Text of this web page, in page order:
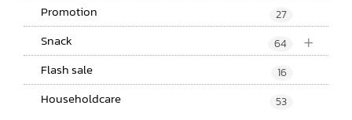
Promotion 27
+
Snack 64
Flash sale 16
Householdcare 53